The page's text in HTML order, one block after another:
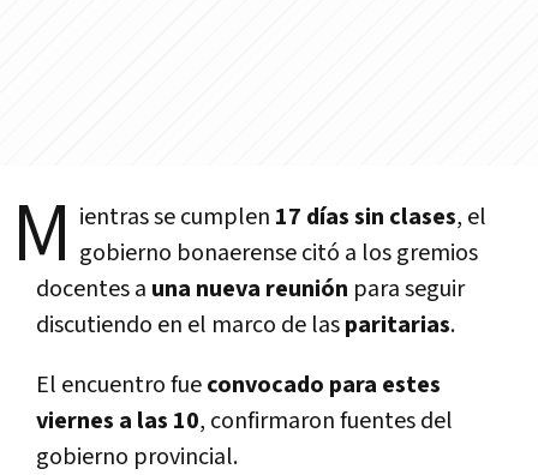
M ientras se cumplen 17 días sin clases, el
gobierno bonaerense citó a los gremios
docentes a una nueva reunión para seguir
discutiendo en el marco de lasparitarias.
El encuentro fueconvocado para estes
viernes a las 10, confirmaron fuentes del
gobierno provincial.